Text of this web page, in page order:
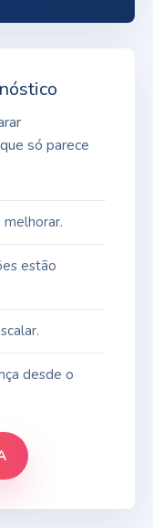
só parece
estão
desde o